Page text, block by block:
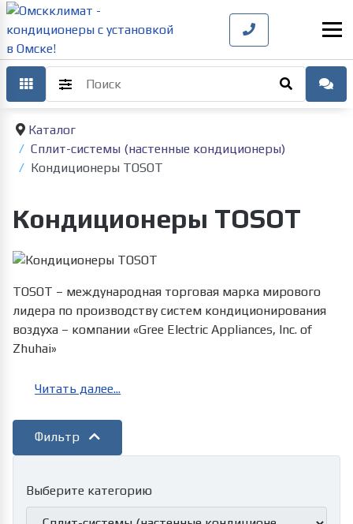
Каталог
Сплит-системы (настенные кондиционеры)
Кондиционеры TOSOT
Кондиционеры TOSOT
TOSOT – международная торговая марка мирового
лидера по производству систем кондиционирования
воздуха – компании «Gree Electric Appliances, Inc. of
Zhuhai»
Читать далее...
Фильтр
Выберите категорию